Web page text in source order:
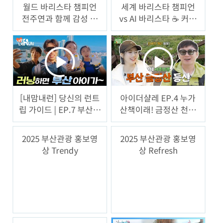
월드 바리스타 챔피언
전주연과 함께 감성 캠
핑 | 소리에 집중하는 커
피 ASMR
세계 바리스타 챔피언
vs AI 바리스타 ☕️ 커피
맛 대결!
[내맘내런] 당신의 런트
립 가이드 | EP.7 부산ㅣ
BUSAN is Good, RUN!
아이더샬레 EP.4 누가
산책이래! 금정산 천국
의 계단 오르고 하룰라
랄 다녀 온 후기 풉니다
2025 부산관광 홍보영
상 Trendy
2025 부산관광 홍보영
상 Refresh